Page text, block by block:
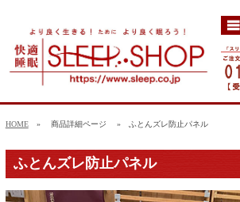
HOME» 商品詳細ページ » ふとんズレ防止パネル
ふとんズレ防止パネル